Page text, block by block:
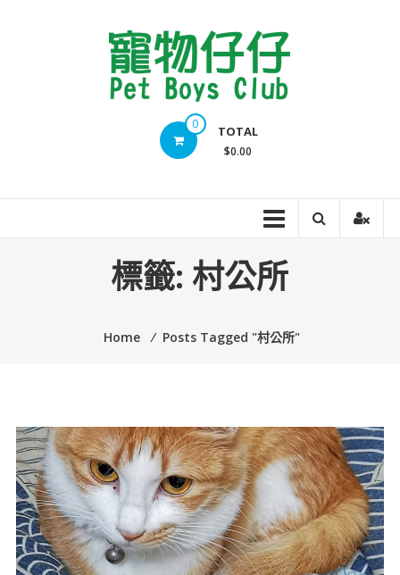
0 TOTAL
$0.00
標籤: 村公所
Home ⁄ Posts Tagged "村公所"